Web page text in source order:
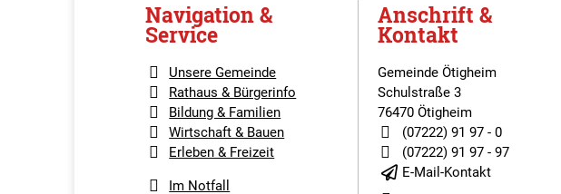
Navigation &
Service
Unsere Gemeinde
Rathaus & Bürgerinfo
Bildung & Familien
Wirtschaft & Bauen
Erleben & Freizeit
Im Notfall
Anschrift &
Kontakt
Gemeinde Ötigheim
Schulstraße 3
76470 Ötigheim
(07222) 91 97 - 0
(07222) 91 97 - 97
E-Mail-Kontakt